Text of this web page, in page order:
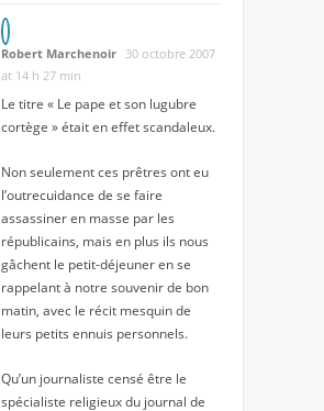
Robert Marchenoir 30 octobre 2007
at 14 h 27 min
Le titre « Le pape et son lugubre
cortège » était en effet scandaleux.
Non seulement ces prêtres ont eu
l’outrecuidance de se faire
assassiner en masse par les
républicains, mais en plus ils nous
gâchent le petit-déjeuner en se
rappelant à notre souvenir de bon
matin, avec le récit mesquin de
leurs petits ennuis personnels.
Qu’un journaliste censé être le
spécialiste religieux du journal de